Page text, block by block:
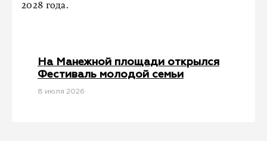
2028 года.
На Манежной площади открылся
Фестиваль молодой семьи
8 июля 2026